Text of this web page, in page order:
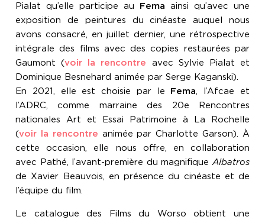
Pialat qu’elle participe au Fema ainsi qu’avec une
exposition de peintures du cinéaste auquel nous
avons consacré, en juillet dernier, une rétrospective
intégrale des films avec des copies restaurées par
Gaumont (voir la rencontre avec Sylvie Pialat et
Dominique Besnehard animée par Serge Kaganski).
En 2021, elle est choisie par le Fema, l’Afcae et
l’ADRC, comme marraine des 20e Rencontres
nationales Art et Essai Patrimoine à La Rochelle
(voir la rencontre animée par Charlotte Garson). À
cette occasion, elle nous offre, en collaboration
avec Pathé, l’avant-première du magnifiqueAlbatros
de Xavier Beauvois, en présence du cinéaste et de
l’équipe du film.
Le catalogue des Films du Worso obtient une